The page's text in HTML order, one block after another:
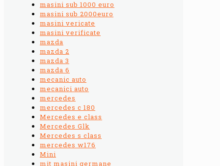
masini sub 1000 euro
masini sub 2000euro
masini vericate
masini verificate
mazda
mazda 2
mazda 3
mazda 6
mecanic auto
mecanici auto
mercedes
mercedes c 180
Mercedes e class
Mercedes Glk
Mercedes s class
mercedes w176
Mini
mit masini germane